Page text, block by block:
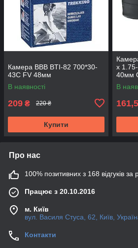
Камера BBB BTI-82 700*30-
43C FV 48мм
В наявності
209 ₴ 220 ₴
Купити
х
40мм
В
Про нас
100% позитивних з 168 відгуків за
Працює з 20.10.2016
м. Київ
вул. Василя Стуса, 62, Київ,
Контакти